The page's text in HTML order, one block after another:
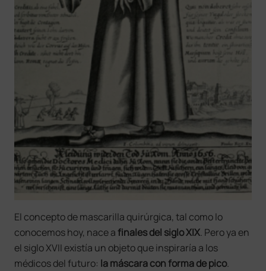
El concepto de mascarilla quirúrgica, tal como lo
conocemos hoy, nace afinales del siglo XIX. Pero ya en
el siglo XVII existía un objeto que inspiraría a los
médicos del futuro: la máscara con forma de pico.